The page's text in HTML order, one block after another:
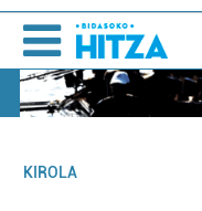
KIROLA